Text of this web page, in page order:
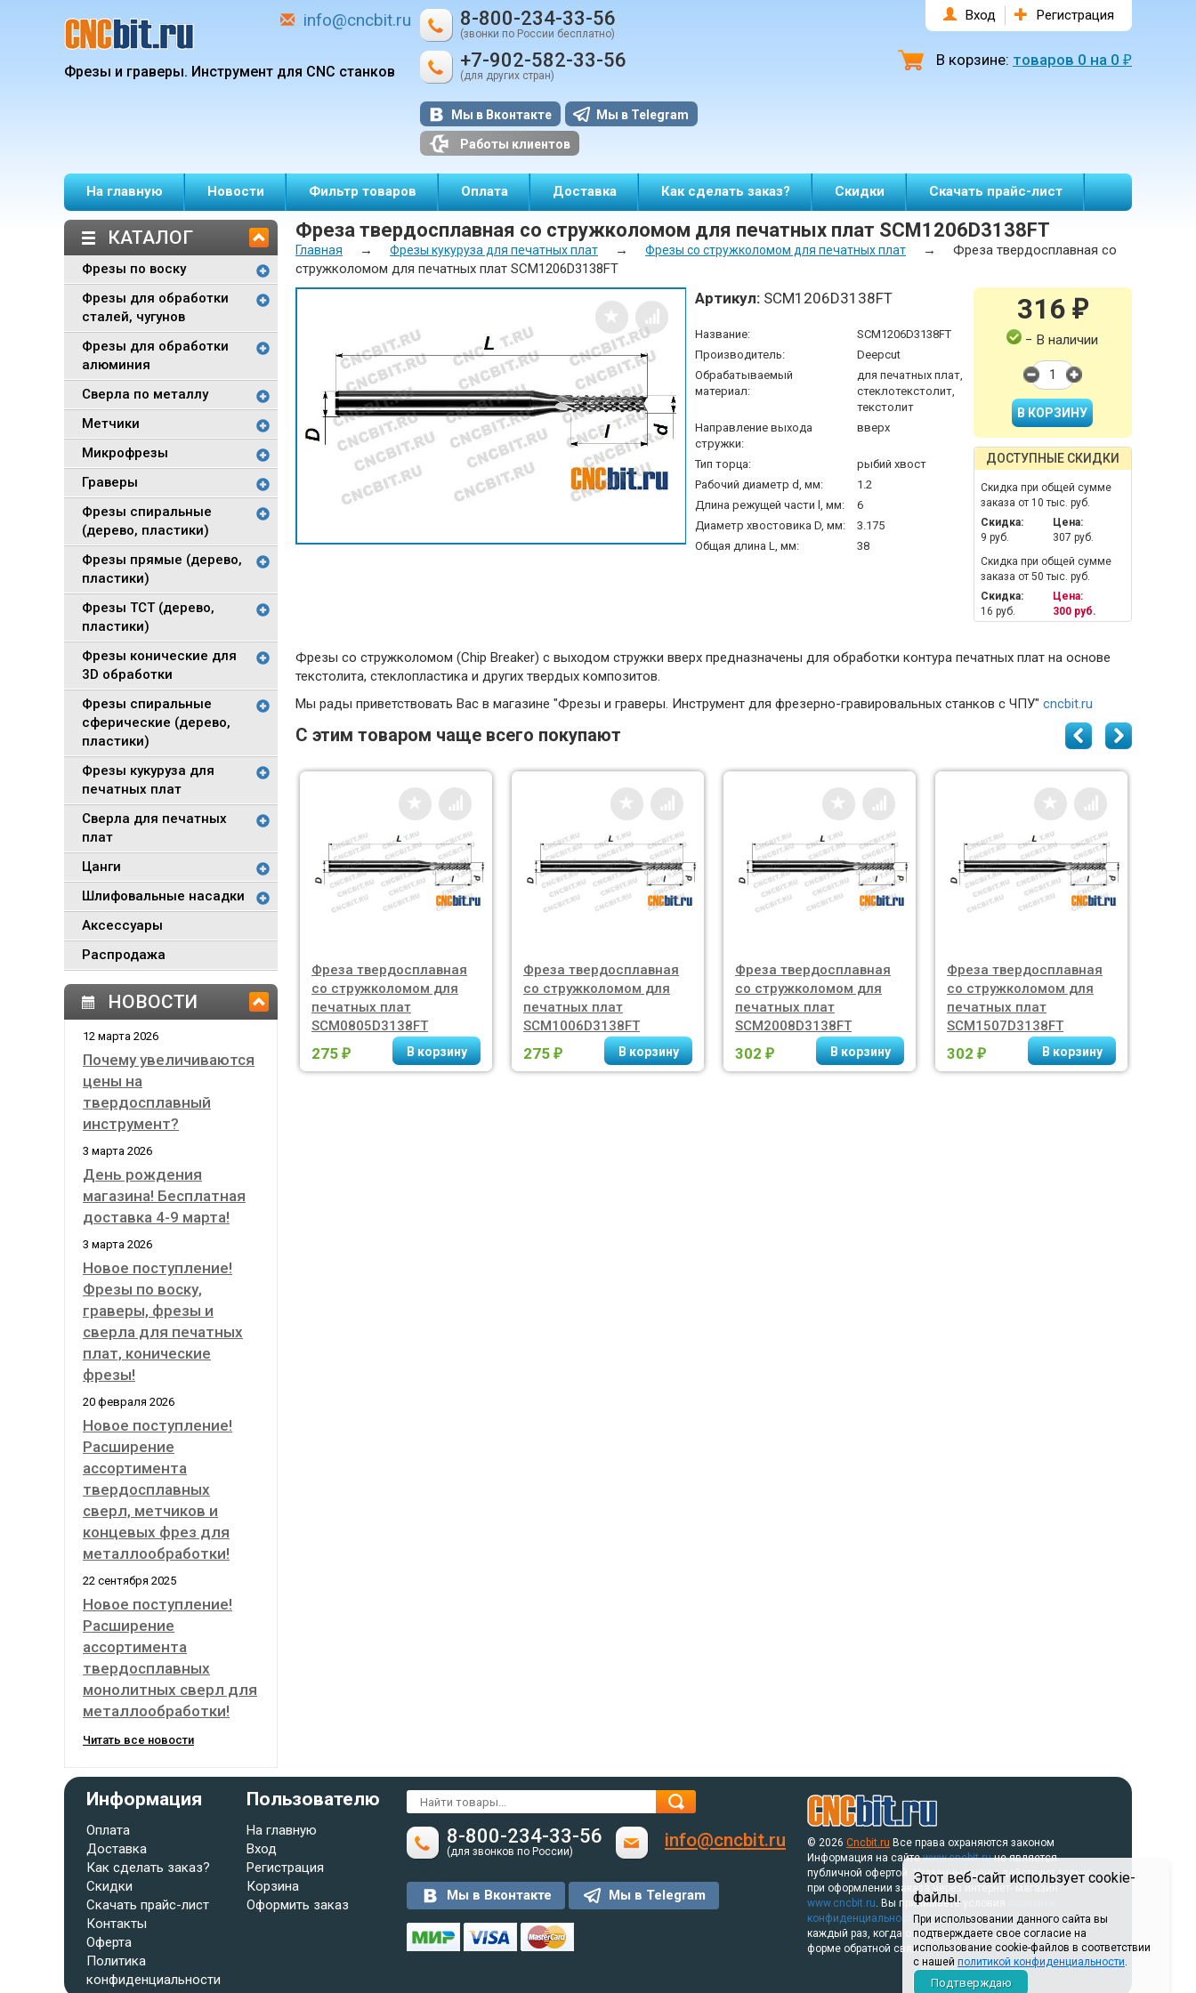
Этот веб-сайт использует cookie-
файлы.
При использовании данного сайта вы
подтверждаете свое согласие на
использование cookie-файлов в соответствии
с нашей политикой конфиденциальности.
Подтверждаю
info@cncbit.ru
Фрезы и граверы. Инструмент для CNC станков
8-800-234-33-56
(звонки по России бесплатно)
+7-902-582-33-56
(для других стран)
Мы в Вконтакте Мы в Telegram
Работы клиентов
Вход Регистрация
В корзине: товаров 0 на 0 ₽
На главную Новости Фильтр товаров Оплата Доставка Как сделать заказ? Скидки Скачать прайс-лист
КАТАЛОГ
Фрезы по воску
Фрезы для обработки
сталей, чугунов
Фрезы для обработки
алюминия
Сверла по металлу
Метчики
Микрофрезы
Граверы
Фрезы спиральные
(дерево, пластики)
Фрезы прямые (дерево,
пластики)
Фрезы TCT (дерево,
пластики)
Фрезы конические для
3D обработки
Фрезы спиральные
сферические (дерево,
пластики)
Фрезы кукуруза для
печатных плат
Сверла для печатных
плат
Цанги
Шлифовальные насадки
Аксессуары
Распродажа
НОВОСТИ
12 марта 2026
Почему увеличиваются
цены на
твердосплавный
инструмент?
3 марта 2026
День рождения
магазина! Бесплатная
доставка 4-9 марта!
3 марта 2026
Новое поступление!
Фрезы по воску,
граверы, фрезы и
сверла для печатных
плат, конические
фрезы!
20 февраля 2026
Новое поступление!
Расширение
ассортимента
твердосплавных
сверл, метчиков и
концевых фрез для
металлообработки!
22 сентября 2025
Новое поступление!
Расширение
ассортимента
твердосплавных
монолитных сверл для
металлообработки!
Читать все новости
Фреза твердосплавная со стружколомом для печатных плат SCM1206D3138FT
Главная → Фрезы кукуруза для печатных плат → Фрезы со стружколомом для печатных плат →
Фреза твердосплавная со
стружколомом для печатных плат SCM1206D3138FT
Артикул: SCM1206D3138FT
Название:
SCM1206D3138FT
Производитель:
Deepcut
Обрабатываемый
материал:
для печатных плат,
стеклотекстолит,
текстолит
Направление выхода
стружки:
вверх
Тип торца:
рыбий хвост
Рабочий диаметр d, мм:
1.2
Длина режущей части l, мм:
6
Диаметр хвостовика D, мм:
3.175
Общая длина L, мм:
38
316 ₽
− В наличии
ДОСТУПНЫЕ СКИДКИ
Скидка при общей сумме
заказа от 10 тыс. руб.
Скидка:
9 руб.
Цена:
307 руб.
Скидка при общей сумме
заказа от 50 тыс. руб.
Скидка:
16 руб.
Цена:
300 руб.
Фрезы со стружколомом (Chip Breaker) с выходом стружки вверх предназначены для обработки контура печатных плат на основе
текстолита, стеклопластика и других твердых композитов.
Мы рады приветствовать Вас в магазине "Фрезы и граверы. Инструмент для фрезерно-гравировальных станков с ЧПУ" cncbit.ru
С этим товаром чаще всего покупают
Фреза твердосплавная
со стружколомом для
печатных плат
SCM0805D3138FT
275 ₽
Фреза твердосплавная
со стружколомом для
печатных плат
SCM1006D3138FT
275 ₽
Фреза твердосплавная
со стружколомом для
печатных плат
SCM2008D3138FT
302 ₽
Фреза твердосплавная
со стружколомом для
печатных плат
SCM1507D3138FT
302 ₽
Информация
Оплата
Доставка
Как сделать заказ?
Скидки
Скачать прайс-лист
Контакты
Оферта
Политика
конфиденциальности
Пользователю
На главную
Вход
Регистрация
Корзина
Оформить заказ
8-800-234-33-56
(для звонков по России)
info@cncbit.ru
Мы в Вконтакте Мы в Telegram
© 2026 Cncbit.ru Все права охраняются законом
Информация на сайтеwww.cncbit.ruне является
публичной офертой. Указанные цены действуют только
при оформлении заказа через интернет- магазин
www.cncbit.ru. Вы принимаете условия
конфиденциальностиипользовательского соглашения
каждый раз, когда оставляете свои данные в любой
форме обратной связи на сайте.